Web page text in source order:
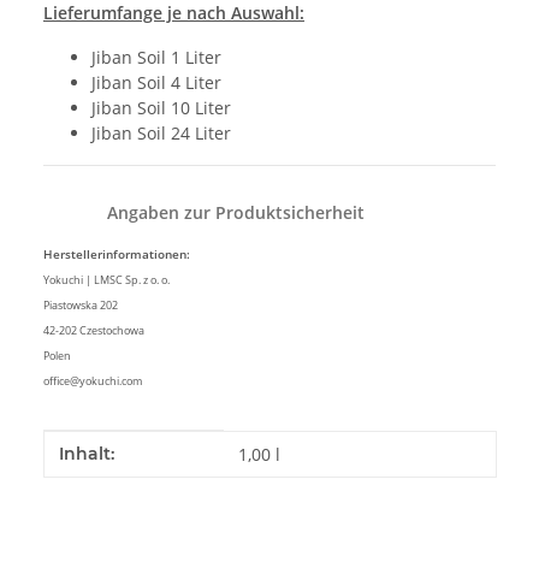
Lieferumfange je nach Auswahl:
Jiban Soil 1 Liter
Jiban Soil 4 Liter
Jiban Soil 10 Liter
Jiban Soil 24 Liter
Angaben zur Produktsicherheit
Herstellerinformationen:
Yokuchi | LMSC Sp. z o. o.
Piastowska 202
42-202 Czestochowa
Polen
office@yokuchi.com
Produkteigenschaft
Wert
Inhalt: 1,00 l